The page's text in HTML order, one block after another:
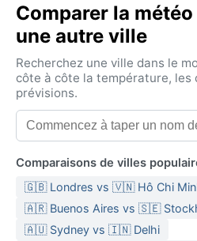
république indépendante.
s'écoule entre traditions et
population jeune et dynamique.
Sous la classification Csa, le
été chaud règne. Les étés, de
secs et brûlants, avec des
30 et 36°C. La chaleur est
températures diurnes autour de
nuits peuvent descendre à
concentrées de novembre à
500 mm par an. L'humidité
Comparer la
une autre ville
Recherchez une ville dans le
côte à côte la température, les
prévisions.
Comparaisons de villes
🇬🇧 Londres vs 🇻🇳 Hô Chi
🇦🇷 Buenos Aires vs 🇸🇪
🇦🇺 Sydney vs 🇮🇳 Delhi